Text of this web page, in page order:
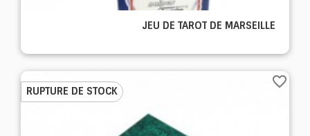
JEU DE TAROT DE MARSEILLE
RUPTURE DE STOCK
favorite_border